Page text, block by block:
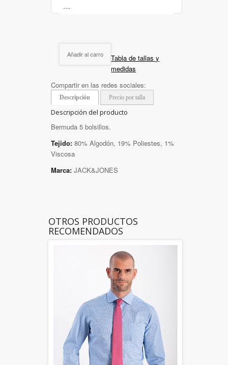
Añadir al carro
Tabla de tallas y
medidas
Compartir en las redes sociales:
Descripción Precio por talla
Descripción del producto
Bermuda 5 bolsillos.
Tejido: 80% Algodón, 19% Poliestes, 1%
Viscosa
Marca: JACK&JONES
OTROS PRODUCTOS
RECOMENDADOS